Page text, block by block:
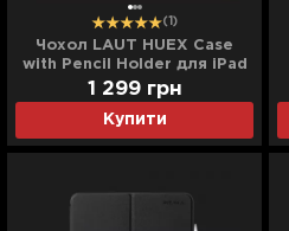
(1)
Чохол LAUT HUEX Case
with Pencil Holder для iPad
10.2 (2021-2019) (Rose)
Купити
1 299 грн